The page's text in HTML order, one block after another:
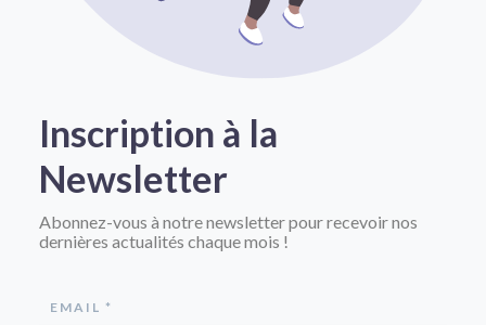
Inscription à la
Newsletter
Abonnez-vous à notre newsletter pour recevoir nos
dernières actualités chaque mois !
EMAIL *